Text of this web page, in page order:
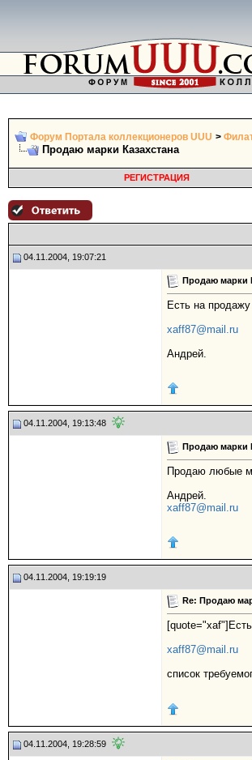
Форум Портала коллекционеров UUU >
Продаю марки Казахстана
РЕГИСТРАЦИЯ
04.11.2004, 19:07:21
Продаю марки
Есть на
xaff87@mail.ru
Андрей.
04.11.2004, 19:13:48
Продаю марки
Продаю любые
Андрей.
xaff87@mail.ru
04.11.2004, 19:19:19
Re: Продаю
xaff87@mail.ru
список
04.11.2004, 19:28:59